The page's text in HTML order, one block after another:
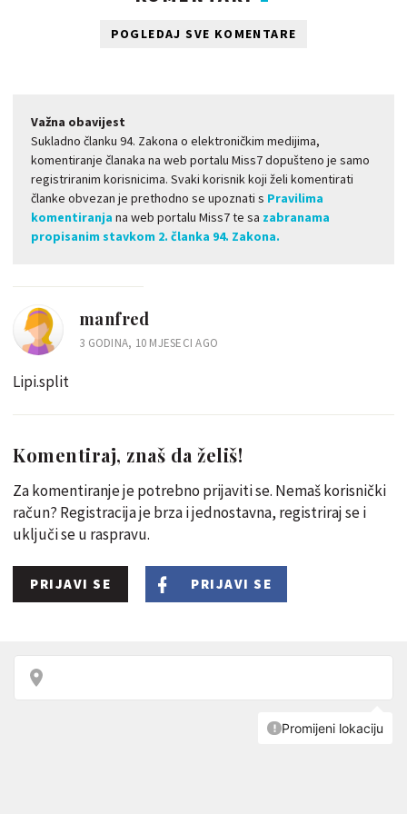
POGLEDAJ SVE KOMENTARE
Važna obavijest
Sukladno članku 94. Zakona o elektroničkim medijima,
komentiranje članaka na web portalu Miss7 dopušteno je samo
registriranim korisnicima. Svaki korisnik koji želi komentirati
članke obvezan je prethodno se upoznati s Pravilima
komentiranja na web portalu Miss7 te sa zabranama
propisanim stavkom 2. članka 94. Zakona.
manfred
3 GODINA, 10 MJESECI AGO
Lipi.split
Komentiraj, znaš da želiš!
Za komentiranje je potrebno prijaviti se. Nemaš korisnički
račun? Registracija je brza i jednostavna, registriraj se i
uključi se u raspravu.
PRIJAVI SE PRIJAVI SE